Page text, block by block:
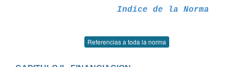
Indice de la Norma
Referencias a toda la norma